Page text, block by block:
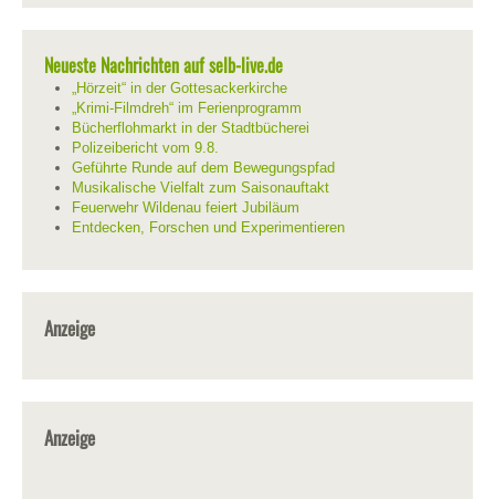
Neueste Nachrichten auf selb-live.de
„Hörzeit“ in der Gottesackerkirche
„Krimi-Filmdreh“ im Ferienprogramm
Bücherflohmarkt in der Stadtbücherei
Polizeibericht vom 9.8.
Geführte Runde auf dem Bewegungspfad
Musikalische Vielfalt zum Saisonauftakt
Feuerwehr Wildenau feiert Jubiläum
Entdecken, Forschen und Experimentieren
Anzeige
Anzeige